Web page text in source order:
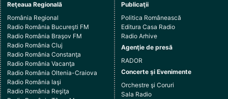
Reţeaua Regională
România Regional
Radio România Bucureşti FM
Radio România Braşov FM
Radio România Cluj
Radio România Constanţa
Radio România Vacanţa
Radio România Oltenia-Craiova
Radio România Iaşi
Radio România Reşiţa
Publicaţii
Politica Românească
Editura Casa Radio
Radio Arhive
Agenţie de presă
RADOR
Concerte şi Evenimente
Orchestre şi Coruri
Sala Radio